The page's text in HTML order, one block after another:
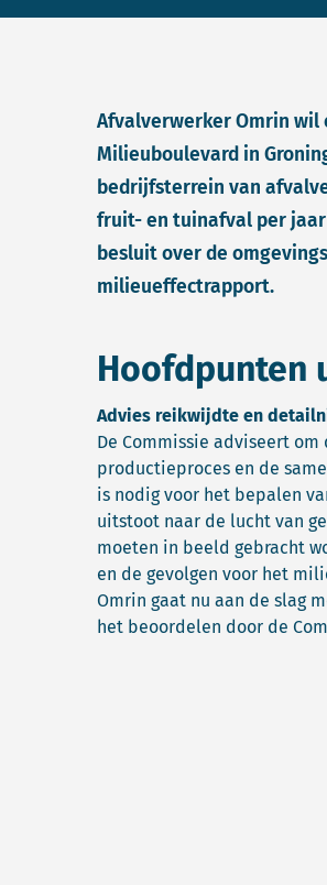
Afvalverwerker Omrin
Milieuboulevard in
bedrijfsterrein van
fruit- en tuinafval per
besluit over de
milieueffectrapport.
Hoofdpunten
Advies reikwijdte en
De Commissie adviseert
productieproces en de
is nodig voor het bepalen
uitstoot naar de lucht van
moeten in beeld gebracht
en de gevolgen voor het
Omrin gaat nu aan de slag
het beoordelen door de